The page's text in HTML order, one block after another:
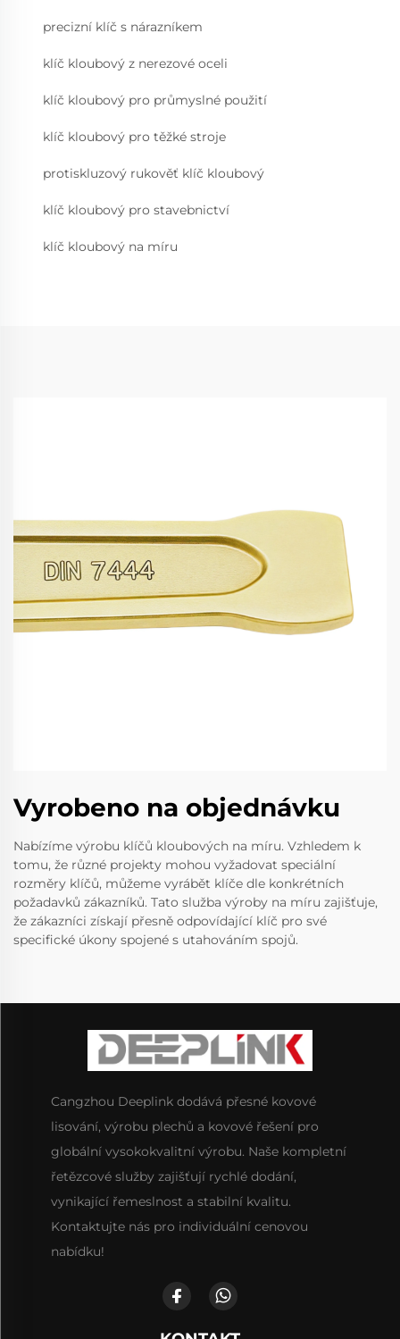
precizní klíč s nárazníkem
klíč kloubový z nerezové oceli
klíč kloubový pro průmyslné použití
klíč kloubový pro těžké stroje
protiskluzový rukověť klíč kloubový
klíč kloubový pro stavebnictví
klíč kloubový na míru
Vyrobeno na objednávku
Nabízíme výrobu klíčů kloubových na míru. Vzhledem k
tomu, že různé projekty mohou vyžadovat speciální
rozměry klíčů, můžeme vyrábět klíče dle konkrétních
požadavků zákazníků. Tato služba výroby na míru zajišťuje,
že zákazníci získají přesně odpovídající klíč pro své
specifické úkony spojené s utahováním spojů.
Cangzhou Deeplink dodává přesné kovové
lisování, výrobu plechů a kovové řešení pro
globální vysokokvalitní výrobu. Naše kompletní
řetězcové služby zajišťují rychlé dodání,
vynikající řemeslnost a stabilní kvalitu.
Kontaktujte nás pro individuální cenovou
nabídku!